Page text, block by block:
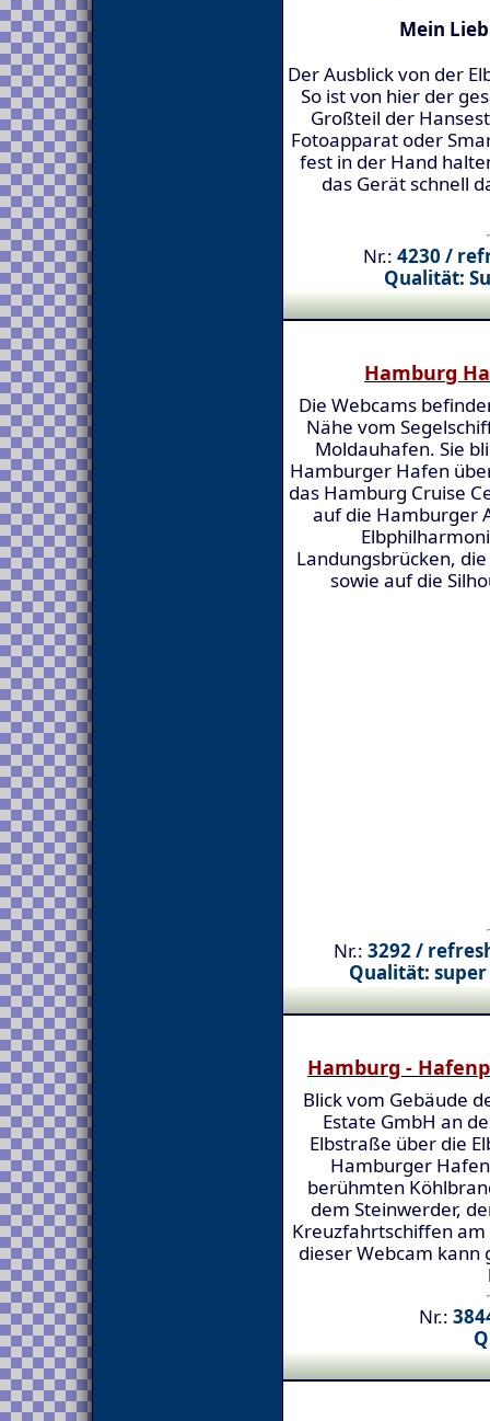
Mein
Der Ausblick von der
So ist von hier der
Großteil der
Fotoapparat oder
fest in der Hand
das Gerät schnell
Nr.: 4230 /
Qualität:
Hamburg
Die Webcams
Nähe vom
Moldauhafen. Sie
Hamburger Hafen
das Hamburg Cruise
auf die Hamburger
Landungsbrücken,
sowie auf die
Nr.: 3292 /
Qualität:
Hamburg -
Blick vom Gebäude
Estate GmbH an
Elbstraße über die
Hamburger
berühmten
dem Steinwerder,
Kreuzfahrtschiffen
dieser Webcam kann
Nr.: